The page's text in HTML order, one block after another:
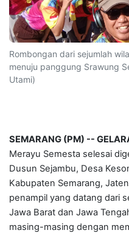
Rombongan dari sejumlah
menuju panggung Srawung
Utami)
SEMARANG (PM) --
Merayu Semesta selesai
Dusun Sejambu, Desa
Kabupaten Semarang,
penampil yang datang dari
Jawa Barat dan Jawa
masing-masing dengan